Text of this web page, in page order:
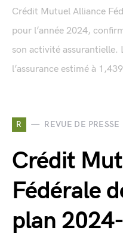
Crédit Mutuel Alliance
pour l’année 2024,
son activité assurantielle.
l’assurance estimé à
R REVUE DE PRESSE
Crédit
Fédérale
plan